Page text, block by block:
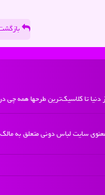
تا کلاسیک‌ترین طرحها همه چی